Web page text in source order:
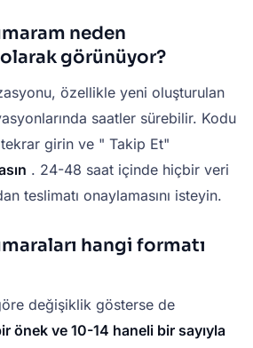
neden
görünüyor?
özellikle yeni oluşturulan
saatler sürebilir. Kodu
girin ve " Takip Et"
. 24-48 saat içinde hiçbir veri
teslimatı onaylamasını isteyin.
hangi formatı
değişiklik gösterse de
önek ve 10-14 haneli bir sayıyla